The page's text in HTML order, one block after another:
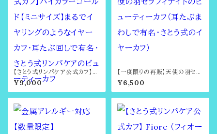
【さとう式リンパケア公式カフ】バ
イカラーゴールド【ミニサイズ】ま
るでイヤリングのようなイヤーカ
フ・耳たぶ回しで有名・さとう式リ
¥9,000
【一度限りの再販】天使の羽セラ
フィナイトのビューティーカフ（耳
たぶまわしで有名・さとう式のイ
ヤーカフ）
¥6,500